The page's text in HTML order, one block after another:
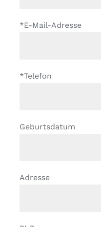
*E-Mail-Adresse
*Telefon
Geburtsdatum
Adresse